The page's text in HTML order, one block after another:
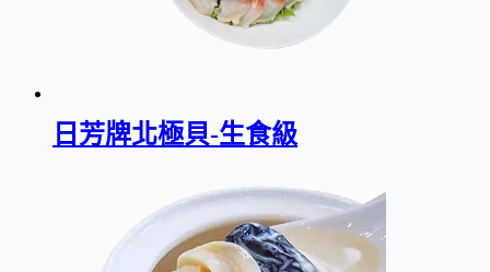
日芳牌北極貝-生食級